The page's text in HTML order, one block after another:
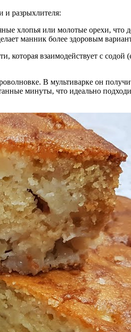
и разрыхлителя:
хлопья или молотые орехи, что
манник более здоровым
которая взаимодействует с содой
В мультиварке он
минуты, что идеально